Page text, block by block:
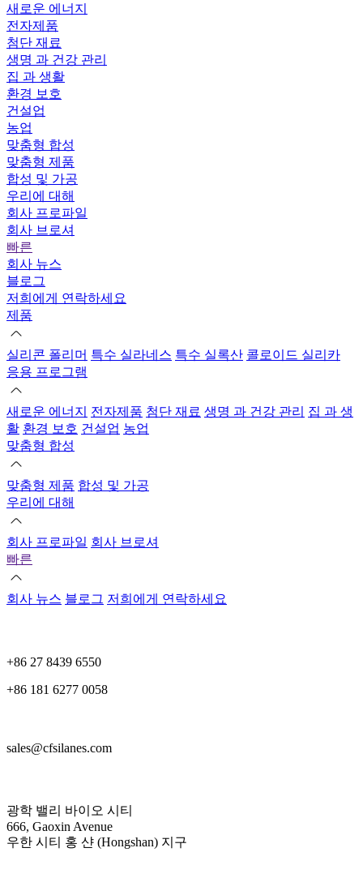
새로운 에너지
전자제품
첨단 재료
생명 과 건강 관리
집 과 생활
환경 보호
건설업
농업
맞춤형 합성
맞춤형 제품
합성 및 가공
우리에 대해
회사 프로파일
회사 브로셔
빠른
회사 뉴스
블로그
저희에게 연락하세요
제품
실리콘 폴리머 특수 실라네스 특수 실록산 콜로이드 실리카
응용 프로그램
새로운 에너지 전자제품 첨단 재료 생명 과 건강 관리 집 과 생
활 환경 보호 건설업 농업
맞춤형 합성
맞춤형 제품 합성 및 가공
우리에 대해
회사 프로파일 회사 브로셔
빠른
회사 뉴스 블로그 저희에게 연락하세요
+86 27 8439 6550
+86 181 6277 0058
sales@cfsilanes.com
광학 밸리 바이오 시티
666, Gaoxin Avenue
우한 시티 홍 샨 (Hongshan) 지구